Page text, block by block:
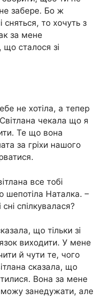
забере. Бо ж
сняться, то хочуть з
за мене
що сталося зі
не хотіла, а тепер
чекала що я
Те що вона
за гріхи нашого
все тобі
шепотіла Наталка. –
спілкувалася?
що тільки зі
виходити. У мене
й чути те, чого
сказала, що
Вона за мене
занедужати, але